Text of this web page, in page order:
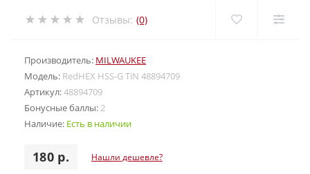
Отзывы: (0)
Производитель: MILWAUKEE
Модель: RedHEX HSS-G TiN 48894709
Артикул:48894709
Бонусные баллы:2
Наличие: Есть в наличии
180 р. Нашли дешевле?